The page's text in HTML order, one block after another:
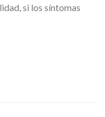
si los síntomas